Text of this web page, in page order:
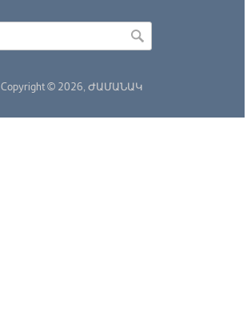
Copyright © 2026, ԺԱՄԱՆԱԿ